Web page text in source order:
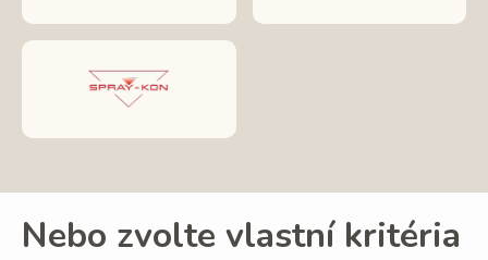
Nebo zvolte vlastní kritéria